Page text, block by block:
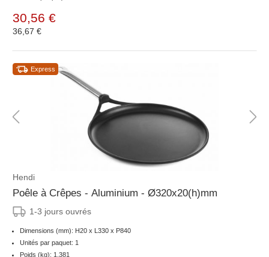
30,56 €
36,67 €
Express
Hendi
Poêle à Crêpes - Aluminium - Ø320x20(h)mm
1-3 jours ouvrés
Dimensions (mm): H20 x L330 x P840
Unités par paquet: 1
Poids (kg): 1.381